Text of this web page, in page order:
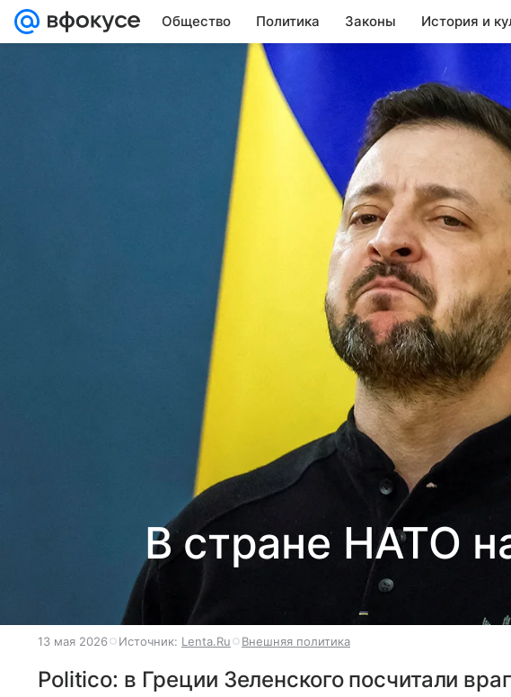
Общество Политика Законы История и
В стране НАТО
13 мая 2026 Источник: Lenta.Ru Внешняя политика
Politico: в Греции Зеленского посчитали